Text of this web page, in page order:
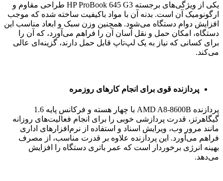
یکی از ویژگی‌های برجسته HP ProBook 645 G3 طراحی مقاوم و
ارگونومیک آن است. بدنه آن با مواد باکیفیت ساخته شده که موجب
افزایش دوام دستگاه می‌شود. همچنین وزن سبک و ابعاد مناسب این
دستگاه، امکان حمل و نقل آسان آن را فراهم می‌آورد، که آن را
برای کسانی که نیاز به یک لپ‌تاپ قابل حمل دارند، گزینه‌ای عالی
می‌کند.
پردازنده قوی برای انجام کارهای روزمره
پردازنده AMD A8-8600B با چهار هسته و فرکانس پایه 1.6
گیگاهرتز، قدرت پردازشی خوبی را برای انجام فعالیت‌های روزانه
مانند مرور وب، ویرایش اسناد و استفاده از نرم‌افزارهای اداری
فراهم می‌آورد. این پردازنده علاوه بر قدرت مناسب، از مصرف
بهینه انرژی برخوردار است که عمر باتری دستگاه را افزایش
می‌دهد.